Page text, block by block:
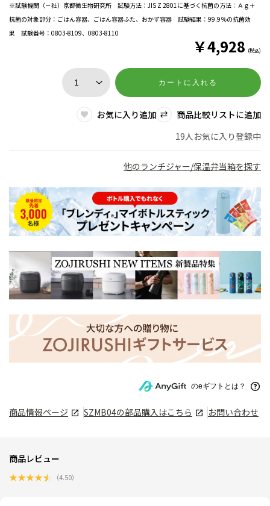
※試験機関（－社）京都微生物研究所 試験方法：JIS Z 2801に基づく抗菌の方法：Ａｇ＋
抗菌の対象部分：ごはん容器、ごはん容器ふた、おかず容器 試験結果：99.9％の抗菌効
果 試験番号：0803-8109、0803-8110
￥4,928 (税込)
カートに入れる
お気に入り追加
商品比較リストに追加
19人お気に入り登録中
他のランチジャー/保温弁当箱を探す
のeギフトとは？
商品情報ページ SZMB04の部品購入はこちら お問い合わせ
商品レビュー
★★★★★ （4.50）